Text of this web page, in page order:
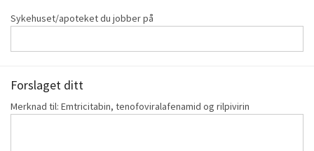
Sykehuset/apoteket du jobber på
Forslaget ditt
Merknad til: Emtricitabin, tenofoviralafenamid og rilpivirin